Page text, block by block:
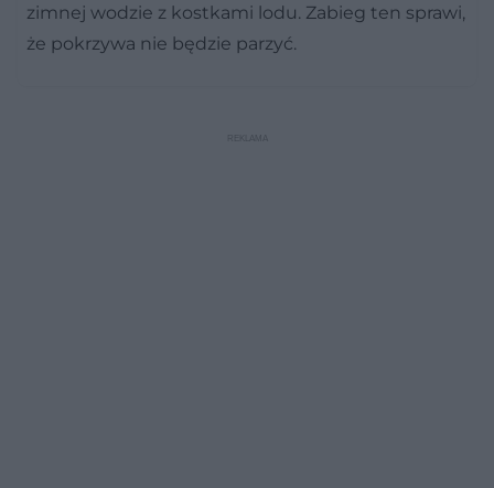
zimnej wodzie z kostkami lodu. Zabieg ten sprawi,
że pokrzywa nie będzie parzyć.